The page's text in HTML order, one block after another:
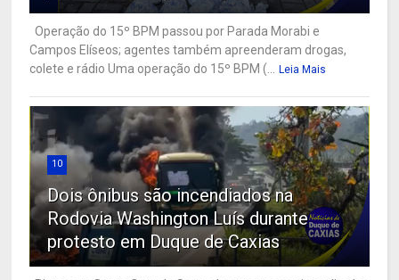
Operação do 15º BPM passou por Parada Morabi e
Campos Elíseos; agentes também apreenderam drogas,
colete e rádio Uma operação do 15º BPM (...
Leia Mais
10
Dois ônibus são incendiados na
Rodovia Washington Luís durante
protesto em Duque de Caxias